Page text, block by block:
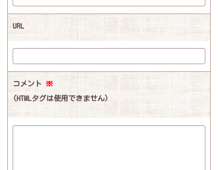
URL
コメント ※
(HTMLタグは使用できません)